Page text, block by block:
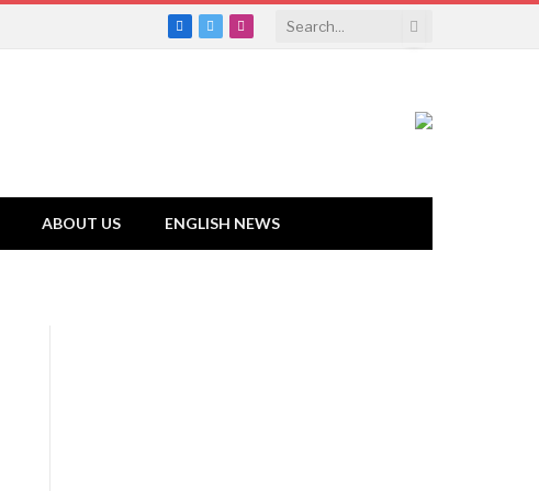
Facebook
TwitterInstagram
ABOUT US ENGLISH NEWS